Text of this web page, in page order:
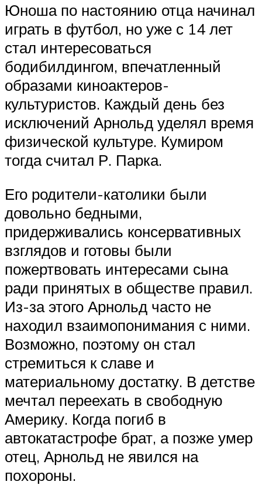
Юноша по настоянию отца начинал
играть в футбол, но уже с 14 лет
стал интересоваться
бодибилдингом, впечатленный
образами киноактеров-
культуристов. Каждый день без
исключений Арнольд уделял время
физической культуре. Кумиром
тогда считал Р. Парка.
Его родители-католики были
довольно бедными,
придерживались консервативных
взглядов и готовы были
пожертвовать интересами сына
ради принятых в обществе правил.
Из-за этого Арнольд часто не
находил взаимопонимания с ними.
Возможно, поэтому он стал
стремиться к славе и
материальному достатку. В детстве
мечтал переехать в свободную
Америку. Когда погиб в
автокатастрофе брат, а позже умер
отец, Арнольд не явился на
похороны.